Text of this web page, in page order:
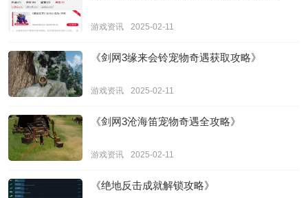
游戏资讯 2025-02-11
《剑网3缘来会铃宠物奇遇获取攻略》
游戏资讯 2025-02-11
《剑网3沧海笛宠物奇遇全攻略》
游戏资讯 2025-02-11
《绝地反击成就解锁攻略》